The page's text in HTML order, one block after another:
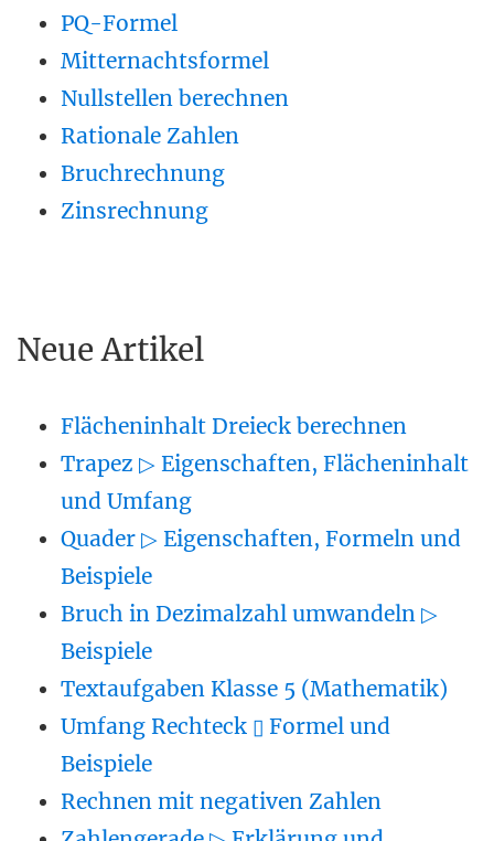
PQ-Formel
Mitternachtsformel
Nullstellen berechnen
Rationale Zahlen
Bruchrechnung
Zinsrechnung
Neue Artikel
Flächeninhalt Dreieck berechnen
Trapez ▷ Eigenschaften, Flächeninhalt
und Umfang
Quader ▷ Eigenschaften, Formeln und
Beispiele
Bruch in Dezimalzahl umwandeln ▷
Beispiele
Textaufgaben Klasse 5 (Mathematik)
Umfang Rechteck ▯ Formel und
Beispiele
Rechnen mit negativen Zahlen